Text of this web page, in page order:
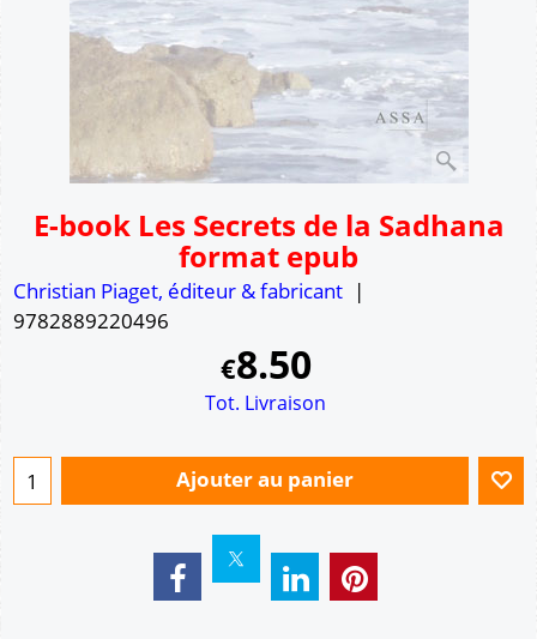
E-book Les Secrets de la Sadhana
format epub
Christian Piaget, éditeur & fabricant
9782889220496
€8.50
Tot. Livraison
Ajouter au panier